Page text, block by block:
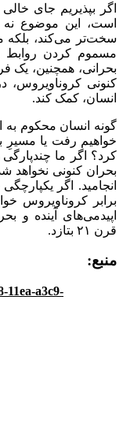
اگر بپذیریم جای
است، این موضوع نه
سخت‌تر می‌کند،
مسموم کردن روابط
بحرانی، همچنین، یک
کنونی کروناویروس،
انسان، کمک کند.
گونه انسان محکوم به
خواهیم رفت یا مسیرِ
کرد؟ اگر ما
بحران کنونی نخواهد
انجامید. اگر
برابر کروناویروس
اپیدمی‌های آینده و
قرن ۲۱ بتازد.
منبع:
11ea-a3c9-